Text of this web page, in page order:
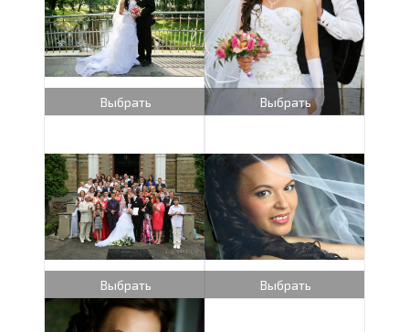
Выбрать Выбрать
Выбрать Выбрать